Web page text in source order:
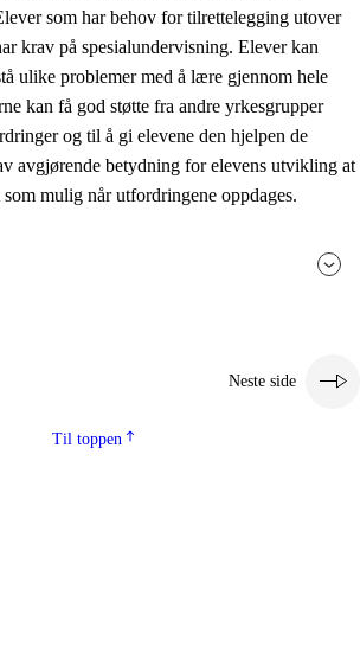
som har behov for tilrettelegging utover
krav på spesialundervisning. Elever kan
ulike problemer med å lære gjennom hele
kan få god støtte fra andre yrkesgrupper
og til å gi elevene den hjelpen de
avgjørende betydning for elevens utvikling at
mulig når utfordringene oppdages.
Neste side
Til toppen